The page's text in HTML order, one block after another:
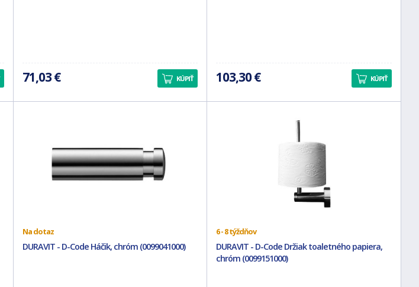
71,03 € KÚPIŤ 103,30 € KÚPIŤ
Na dotaz
DURAVIT - D-Code Háčik, chróm (0099041000)
6 - 8 týždňov
DURAVIT - D-Code Držiak toaletného papiera,
chróm (0099151000)